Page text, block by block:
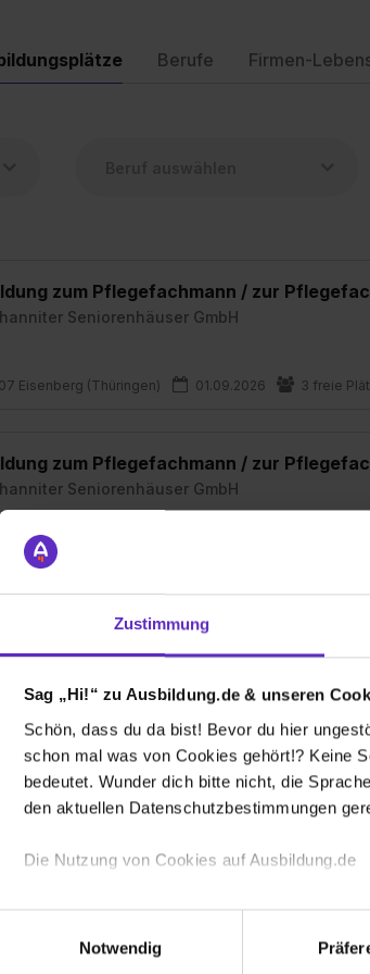
Zustimmung
Sag „Hi!“ zu Ausbildung.de & unseren
Schön, dass du da bist! Bevor du hier
schon mal was von Cookies gehört!? Keine
bedeutet. Wunder dich bitte nicht, die
den aktuellen Datenschutzbestimmungen
Die Nutzung von Cookies auf Ausbildung.de
Wir verwenden Cookies zur technischen
Webseite getroffenen Einstellungen zu
(„Statistiken“), um Informationen zu deiner
Notwendig
Berufe Firmen-
zum Pflegefachmann / zur
Seniorenhäuser GmbH
Eisenberg (Thüringen) 01.09.2026 3 freie
zum Pflegefachmann / zur
Seniorenhäuser GmbH
Lößnitz
zum Pflegefachassistenten (m/w/d)
Seniorenhäuser GmbH
Loburg 01.09.2026 1 freier Platz
zum Pflegefachmann / zur
Seniorenhäuser GmbH
Loburg